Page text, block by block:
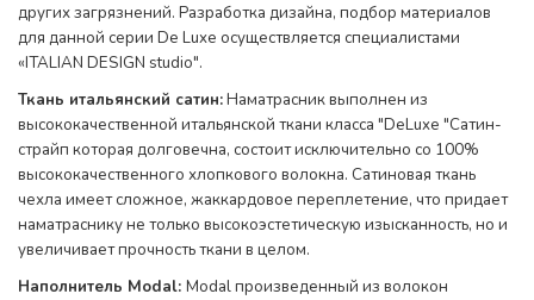
других загрязнений. Разработка дизайна, подбор материалов
для данной серии De Luxe осуществляется специалистами
«ITALIAN DESIGN studio".
Ткань итальянский сатин:Наматрасник выполнен из
высококачественной итальянской ткани класса "DeLuxe "Сатин-
страйп которая долговечна, состоит исключительно со 100%
высококачественного хлопкового волокна. Сатиновая ткань
чехла имеет сложное, жаккардовое переплетение, что придает
наматраснику не только высокоэстетическую изысканность, но и
увеличивает прочность ткани в целом.
Наполнитель Modal: Modal произведенный из волокон